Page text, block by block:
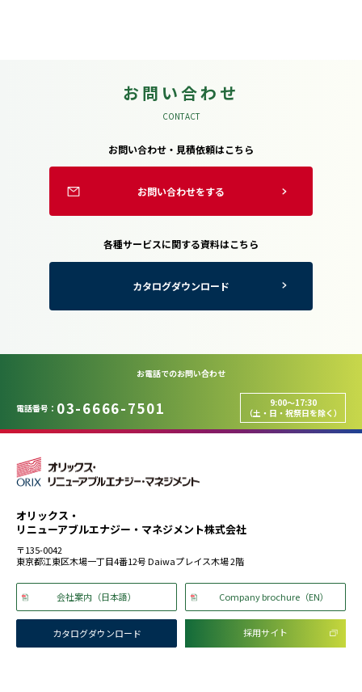
お問い合わせ
CONTACT
お問い合わせ・見積依頼はこちら
お問い合わせをする
各種サービスに関する資料はこちら
カタログダウンロード
お電話でのお問い合わせ
電話番号： 03-6666-7501
9:00～17:30
（土・日・祝祭日を除く）
オリックス・
リニューアブルエナジー・マネジメント株式会社
〒135-0042
東京都江東区木場一丁目4番12号 Daiwaプレイス木場 2階
会社案内（日本語） Company brochure（EN）
カタログダウンロード 採用サイト